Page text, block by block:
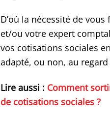
D’où la nécessité de
et/ou votre expert
vos cotisations sociales
adapté, ou non, au
Lire aussi : Comment
de cotisations sociales ?